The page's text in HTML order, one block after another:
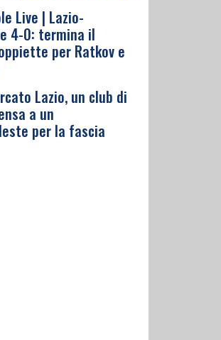
Live | Lazio-
4-0: termina il
per Ratkov e
Lazio, un club di
a un
per la fascia